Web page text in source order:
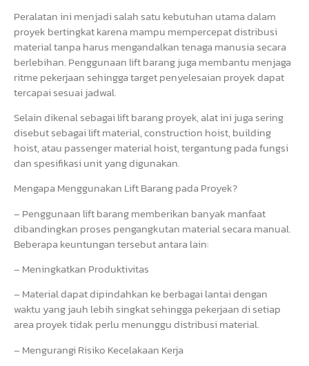
Peralatan ini menjadi salah satu kebutuhan utama dalam
proyek bertingkat karena mampu mempercepat distribusi
material tanpa harus mengandalkan tenaga manusia secara
berlebihan. Penggunaan lift barang juga membantu menjaga
ritme pekerjaan sehingga target penyelesaian proyek dapat
tercapai sesuai jadwal.
Selain dikenal sebagai lift barang proyek, alat ini juga sering
disebut sebagai lift material, construction hoist, building
hoist, atau passenger material hoist, tergantung pada fungsi
dan spesifikasi unit yang digunakan.
Mengapa Menggunakan Lift Barang pada Proyek?
– Penggunaan lift barang memberikan banyak manfaat
dibandingkan proses pengangkutan material secara manual.
Beberapa keuntungan tersebut antara lain:
– Meningkatkan Produktivitas
– Material dapat dipindahkan ke berbagai lantai dengan
waktu yang jauh lebih singkat sehingga pekerjaan di setiap
area proyek tidak perlu menunggu distribusi material.
– Mengurangi Risiko Kecelakaan Kerja